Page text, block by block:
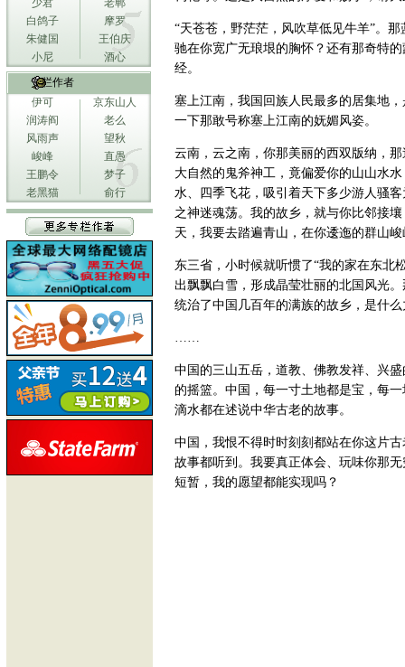
少君
老郸
白鸽子
摩罗
朱健国
王伯庆
小尼
酒心
专栏作者
伊可
京东山人
润涛阎
老么
风雨声
望秋
峻峰
直愚
王鹏令
梦子
老黑猫
俞行
“天苍苍，野茫茫，风吹草低见牛羊”。
驰在你宽广无琅垠的胸怀？还有那奇特
经。
塞上江南，我国回族人民最多的居集地
一下那敢号称塞上江南的妩媚风姿。
云南，云之南，你那美丽的西双版纳，
大自然的鬼斧神工，竟偏爱你的山山水
水、四季飞花，吸引着天下多少游人骚
之神迷魂荡。我的故乡，就与你比邻接
天，我要去踏遍青山，在你逶迤的群山
东三省，小时候就听惯了“我的家在东北
出飘飘白雪，形成晶莹壮丽的北国风光
统治了中国几百年的满族的故乡，是什
……
中国的三山五岳，道教、佛教发祥、兴
的摇篮。中国，每一寸土地都是宝，每
滴水都在述说中华古老的故事。
中国，我恨不得时时刻刻都站在你这片
故事都听到。我要真正体会、玩味你那
短暂，我的愿望都能实现吗？